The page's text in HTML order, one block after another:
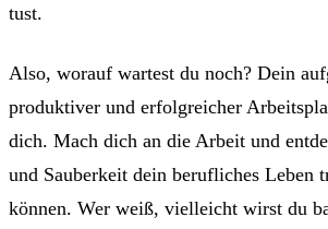
tust.
Also, worauf wartest du noch? Dein
produktiver und erfolgreicher
dich. Mach dich an die Arbeit und
und Sauberkeit dein berufliches Leben
können. Wer weiß, vielleicht wirst du